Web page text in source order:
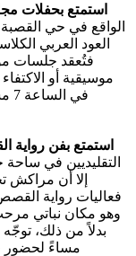
استمتع بحفلات
الواقع في حي
العود العربي
فتُعقد جلسات
موسيقية أو
استمتع بفن رواية
التقليديين في
إلا أن مراكش
فعاليات رواية
وهو مكان نباتي
مساءً لحضور